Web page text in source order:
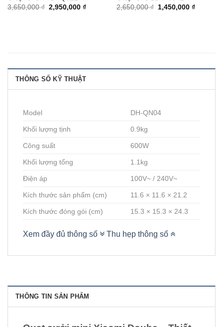
3,650,000 ₫ 2,950,000 ₫
2,650,000 ₫
1,450,000 ₫
THÔNG SỐ KỸ THUẬT
Model DH-QN04
Khối lượng tịnh 0.9kg
Công suất 600W
Khối lượng tổng 1.1kg
Điện áp 100V~ / 240V~
Kích thước sản phẩm (cm) 11.6 × 11.6 × 21.2
Kích thước đóng gói (cm) 15.3 × 15.3 × 24.3
Xem đầy đủ thông số Thu hẹp thông số
THÔNG TIN SẢN PHẨM